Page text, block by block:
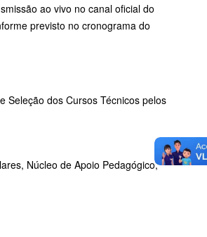
ao vivo no canal oficial do
previsto no cronograma do
Seleção dos Cursos Técnicos pelos
Núcleo de Apoio Pedagógico,